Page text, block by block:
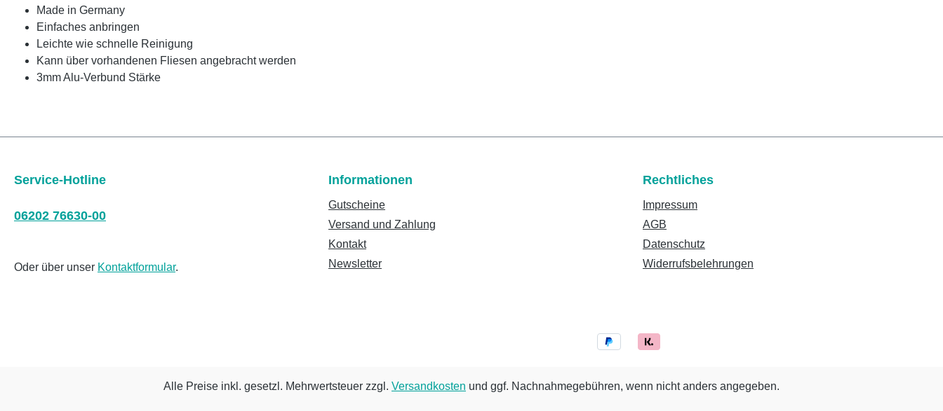
Made in Germany
Einfaches anbringen
Leichte wie schnelle Reinigung
Kann über vorhandenen Fliesen angebracht werden
3mm Alu-Verbund Stärke
Service-Hotline
06202 76630-00
Oder über unser Kontaktformular.
Informationen
Gutscheine
Versand und Zahlung
Kontakt
Newsletter
Rechtliches
Impressum
AGB
Datenschutz
Widerrufsbelehrungen
Alle Preise inkl. gesetzl. Mehrwertsteuer zzgl. Versandkosten und ggf. Nachnahmegebühren, wenn nicht anders angegeben.